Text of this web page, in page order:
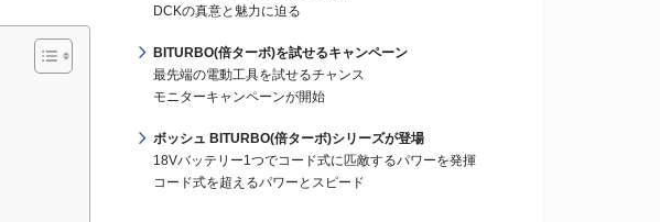
DCKの真意と魅力に迫る
BITURBO(倍ターボ)を試せるキャンペーン
最先端の電動工具を試せるチャンス
モニターキャンペーンが開始
ボッシュ BITURBO(倍ターボ)シリーズが登場
18Vバッテリー1つでコード式に匹敵するパワーを発揮
コード式を超えるパワーとスピード